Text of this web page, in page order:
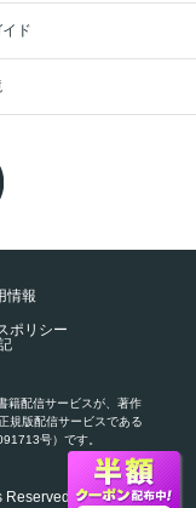
ド
情報
ポリシー
籍配信サービスが、著作
規版配信サービスである
号）です。